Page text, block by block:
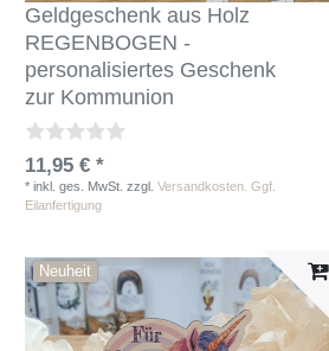
Geldgeschenk aus Holz
REGENBOGEN -
personalisiertes Geschenk
zur Kommunion
11,95 € *
* inkl. ges. MwSt. zzgl. Versandkosten. Ggf.
Eilanfertigung
Neuheit